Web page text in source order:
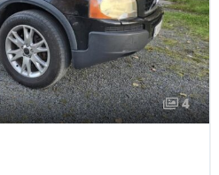
4